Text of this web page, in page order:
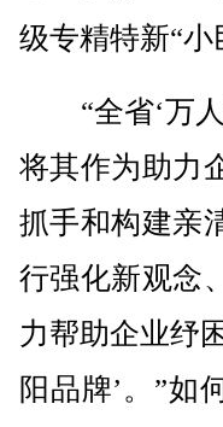
级专精特新“小
“全省‘万人
将其作为助力
抓手和构建亲
行强化新观念
力帮助企业纾
阳品牌’。”如